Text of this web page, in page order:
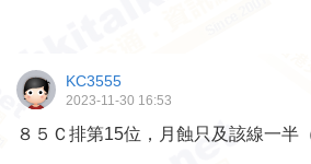
KC3555
2023-11-30 16:53
８５Ｃ排第15位，月蝕只及該線一半